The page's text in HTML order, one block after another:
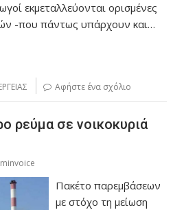
εκμεταλλεύονται ορισμένες
-που πάντως υπάρχουν και…
Αφήστε ένα σχόλιο
ρεύμα σε νοικοκυριά
Πακέτο παρεμβάσεων
με στόχο τη μείωση